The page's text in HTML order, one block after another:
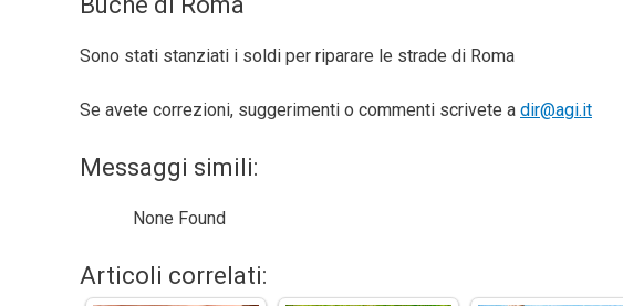
Sono stati stanziati i soldi per riparare le strade di Roma
Se avete correzioni, suggerimenti o commenti scrivete a dir@agi.it
Messaggi simili:
None Found
Articoli correlati: